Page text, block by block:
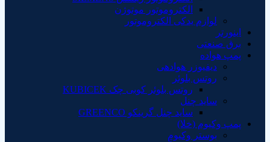
الکتروموتور موتوژن
لوازم یدکی الکتروموتور
اینورتر
برق صنعتی
پمپ هواده
دیفیوزر هوادهی
روتس بلوئر
روتس بلوئر کوبی چک KUBICEK
ساید چنل
ساید چنل گرینکو GREENCO
پمپ وکیوم (خلا)
بوستر وکیوم